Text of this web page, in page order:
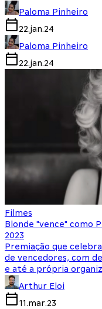
Paloma Pinheiro
22.jan.24
Paloma Pinheiro
22.jan.24
Filmes
Blonde "vence" como
2023
Premiação que
de vencedores, com
e até a própria
Arthur Eloi
11.mar.23